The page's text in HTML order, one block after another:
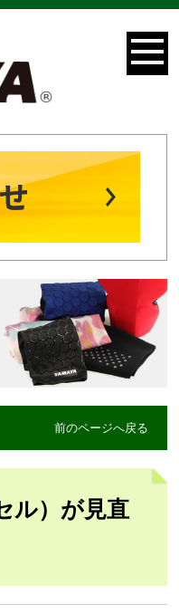
前のページへ戻る
ル）が見直